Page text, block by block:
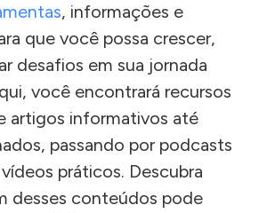
, informações e
que você possa crescer,
desafios em sua jornada
você encontrará recursos
artigos informativos até
passando por podcasts
práticos. Descubra
desses conteúdos pode